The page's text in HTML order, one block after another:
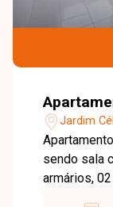
Jardim
sendo sala
armários,